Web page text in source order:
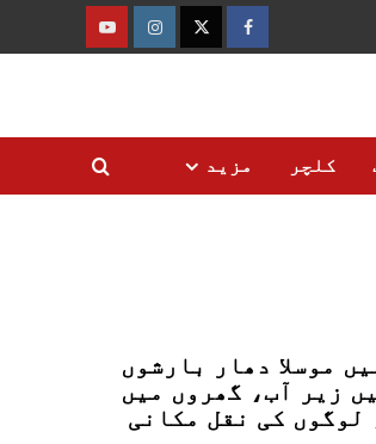
فیس
ٹوئٹرانسٹاگرام
یوٹیوب
کلچر مزید
موسلا دھار بارشوں
زیر آب، گھروں میں
لوگوں کی نقل مکانی